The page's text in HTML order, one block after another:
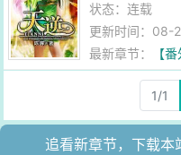
状态：连载
更新时间：08-
最新章节：
【
1/1
追看新章节，下载本